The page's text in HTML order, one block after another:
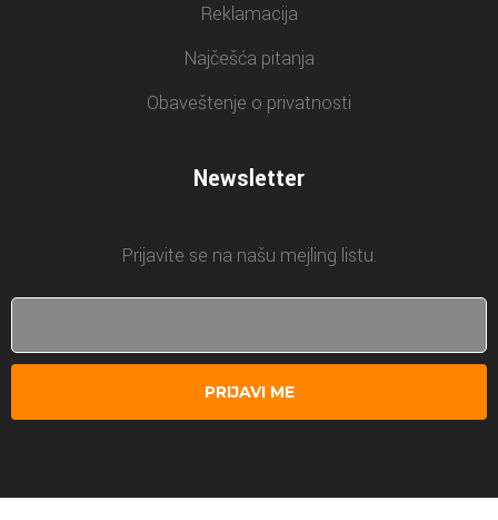
Reklamacija
Najčešća pitanja
Obaveštenje o privatnosti
Newsletter
Prijavite se na našu mejling listu.
PRIJAVI ME